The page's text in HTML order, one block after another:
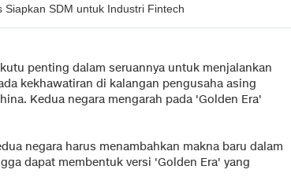
Siapkan SDM untuk Industri Fintech
penting dalam seruannya untuk menjalankan
kekhawatiran di kalangan pengusaha asing
Kedua negara mengarah pada 'Golden Era'
negara harus menambahkan makna baru dalam
dapat membentuk versi 'Golden Era' yang